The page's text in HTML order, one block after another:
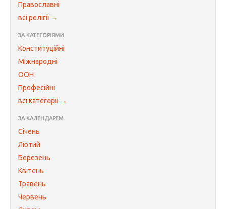
Православні
всі релігії →
ЗА КАТЕГОРІЯМИ
Конституційні
Міжнародні
ООН
Професійні
всі категорії →
ЗА КАЛЕНДАРЕМ
Січень
Лютий
Березень
Квітень
Травень
Червень